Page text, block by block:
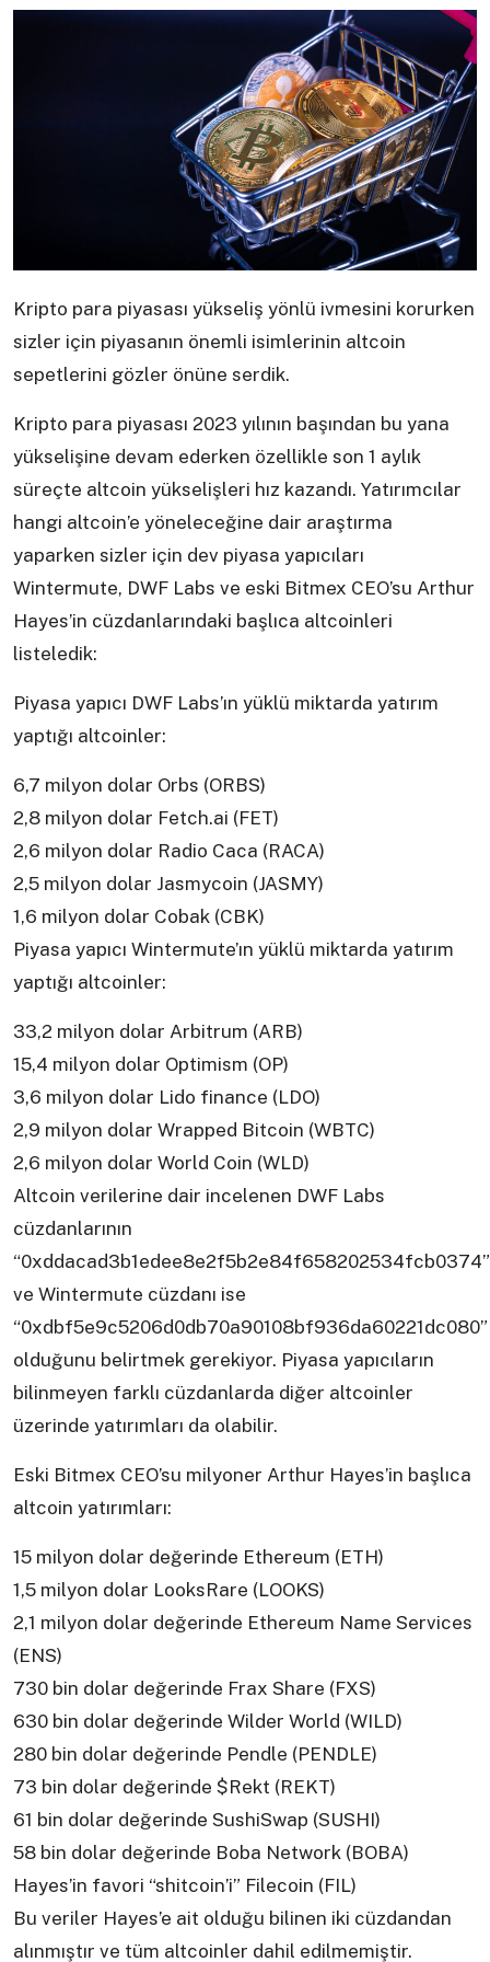
Kripto para piyasası yükseliş yönlü ivmesini korurken
sizler için piyasanın önemli isimlerinin altcoin
sepetlerini gözler önüne serdik.
Kripto para piyasası 2023 yılının başından bu yana
yükselişine devam ederken özellikle son 1 aylık
süreçte altcoin yükselişleri hız kazandı. Yatırımcılar
hangi altcoin’e yöneleceğine dair araştırma
yaparken sizler için dev piyasa yapıcıları
Wintermute, DWF Labs ve eski Bitmex CEO’su Arthur
Hayes’in cüzdanlarındaki başlıca altcoinleri
listeledik:
Piyasa yapıcı DWF Labs’ın yüklü miktarda yatırım
yaptığı altcoinler:
6,7 milyon dolar Orbs (ORBS)
2,8 milyon dolar Fetch.ai (FET)
2,6 milyon dolar Radio Caca (RACA)
2,5 milyon dolar Jasmycoin (JASMY)
1,6 milyon dolar Cobak (CBK)
Piyasa yapıcı Wintermute’ın yüklü miktarda yatırım
yaptığı altcoinler:
33,2 milyon dolar Arbitrum (ARB)
15,4 milyon dolar Optimism (OP)
3,6 milyon dolar Lido finance (LDO)
2,9 milyon dolar Wrapped Bitcoin (WBTC)
2,6 milyon dolar World Coin (WLD)
Altcoin verilerine dair incelenen DWF Labs
cüzdanlarının
“0xddacad3b1edee8e2f5b2e84f658202534fcb0374”
ve Wintermute cüzdanı ise
“0xdbf5e9c5206d0db70a90108bf936da60221dc080”
olduğunu belirtmek gerekiyor. Piyasa yapıcıların
bilinmeyen farklı cüzdanlarda diğer altcoinler
üzerinde yatırımları da olabilir.
Eski Bitmex CEO’su milyoner Arthur Hayes’in başlıca
altcoin yatırımları:
15 milyon dolar değerinde Ethereum (ETH)
1,5 milyon dolar LooksRare (LOOKS)
2,1 milyon dolar değerinde Ethereum Name Services
(ENS)
730 bin dolar değerinde Frax Share (FXS)
630 bin dolar değerinde Wilder World (WILD)
280 bin dolar değerinde Pendle (PENDLE)
73 bin dolar değerinde $Rekt (REKT)
61 bin dolar değerinde SushiSwap (SUSHI)
58 bin dolar değerinde Boba Network (BOBA)
Hayes’in favori “shitcoin’i” Filecoin (FIL)
Bu veriler Hayes’e ait olduğu bilinen iki cüzdandan
alınmıştır ve tüm altcoinler dahil edilmemiştir.